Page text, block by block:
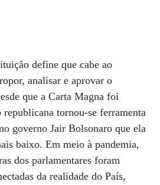
define que cabe ao
analisar e aprovar o
que a Carta Magna foi
republicana tornou-se ferramenta
governo Jair Bolsonaro que ela
baixo. Em meio à pandemia,
dos parlamentares foram
da realidade do País,